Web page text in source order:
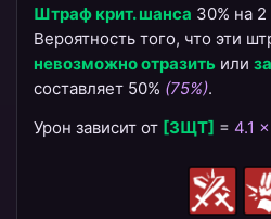
Штраф крит. шанса 30% на 2
Вероятность того, что эти
невозможно отразить или
составляет 50% (75%).
Урон зависит от [ЗЩТ] = 4.1